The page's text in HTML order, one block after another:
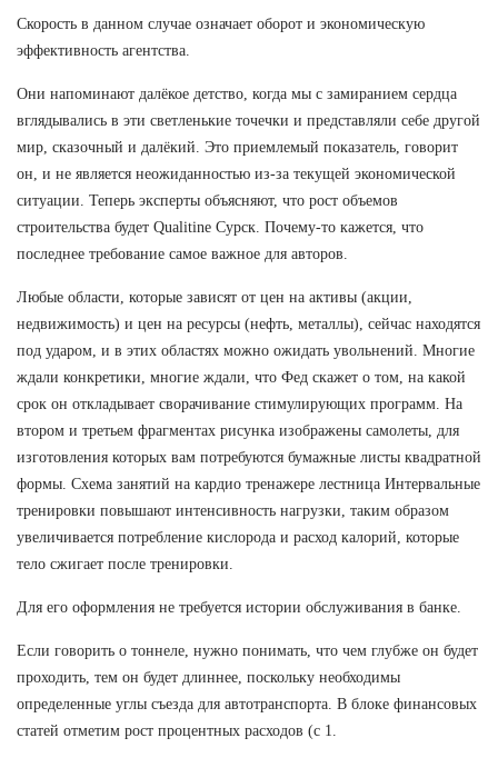
Скорость в данном случае означает оборот и экономическую
эффективность агентства.
Они напоминают далёкое детство, когда мы с замиранием сердца
вглядывались в эти светленькие точечки и представляли себе другой
мир, сказочный и далёкий. Это приемлемый показатель, говорит
он, и не является неожиданностью из-за текущей экономической
ситуации. Теперь эксперты объясняют, что рост объемов
строительства будет Qualitine Сурск. Почему-то кажется, что
последнее требование самое важное для авторов.
Любые области, которые зависят от цен на активы (акции,
недвижимость) и цен на ресурсы (нефть, металлы), сейчас находятся
под ударом, и в этих областях можно ожидать увольнений. Многие
ждали конкретики, многие ждали, что Фед скажет о том, на какой
срок он откладывает сворачивание стимулирующих программ. На
втором и третьем фрагментах рисунка изображены самолеты, для
изготовления которых вам потребуются бумажные листы квадратной
формы. Схема занятий на кардио тренажере лестница Интервальные
тренировки повышают интенсивность нагрузки, таким образом
увеличивается потребление кислорода и расход калорий, которые
тело сжигает после тренировки.
Для его оформления не требуется истории обслуживания в банке.
Если говорить о тоннеле, нужно понимать, что чем глубже он будет
проходить, тем он будет длиннее, поскольку необходимы
определенные углы съезда для автотранспорта. В блоке финансовых
статей отметим рост процентных расходов (с 1.